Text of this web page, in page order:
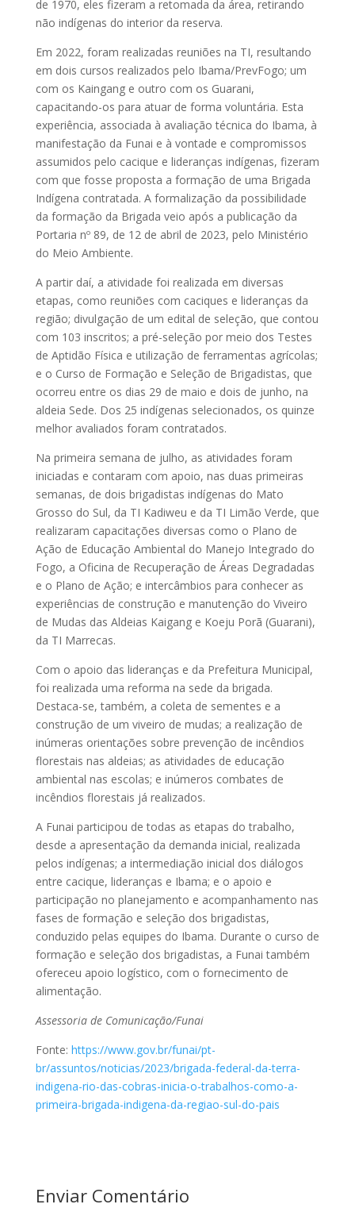
de 1970, eles fizeram a retomada da área, retirando
não indígenas do interior da reserva.
Em 2022, foram realizadas reuniões na TI, resultando
em dois cursos realizados pelo Ibama/PrevFogo; um
com os Kaingang e outro com os Guarani,
capacitando-os para atuar de forma voluntária. Esta
experiência, associada à avaliação técnica do Ibama, à
manifestação da Funai e à vontade e compromissos
assumidos pelo cacique e lideranças indígenas, fizeram
com que fosse proposta a formação de uma Brigada
Indígena contratada. A formalização da possibilidade
da formação da Brigada veio após a publicação da
Portaria nº 89, de 12 de abril de 2023, pelo Ministério
do Meio Ambiente.
A partir daí, a atividade foi realizada em diversas
etapas, como reuniões com caciques e lideranças da
região; divulgação de um edital de seleção, que contou
com 103 inscritos; a pré-seleção por meio dos Testes
de Aptidão Física e utilização de ferramentas agrícolas;
e o Curso de Formação e Seleção de Brigadistas, que
ocorreu entre os dias 29 de maio e dois de junho, na
aldeia Sede. Dos 25 indígenas selecionados, os quinze
melhor avaliados foram contratados.
Na primeira semana de julho, as atividades foram
iniciadas e contaram com apoio, nas duas primeiras
semanas, de dois brigadistas indígenas do Mato
Grosso do Sul, da TI Kadiweu e da TI Limão Verde, que
realizaram capacitações diversas como o Plano de
Ação de Educação Ambiental do Manejo Integrado do
Fogo, a Oficina de Recuperação de Áreas Degradadas
e o Plano de Ação; e intercâmbios para conhecer as
experiências de construção e manutenção do Viveiro
de Mudas das Aldeias Kaigang e Koeju Porã (Guarani),
da TI Marrecas.
Com o apoio das lideranças e da Prefeitura Municipal,
foi realizada uma reforma na sede da brigada.
Destaca-se, também, a coleta de sementes e a
construção de um viveiro de mudas; a realização de
inúmeras orientações sobre prevenção de incêndios
florestais nas aldeias; as atividades de educação
ambiental nas escolas; e inúmeros combates de
incêndios florestais já realizados.
A Funai participou de todas as etapas do trabalho,
desde a apresentação da demanda inicial, realizada
pelos indígenas; a intermediação inicial dos diálogos
entre cacique, lideranças e Ibama; e o apoio e
participação no planejamento e acompanhamento nas
fases de formação e seleção dos brigadistas,
conduzido pelas equipes do Ibama. Durante o curso de
formação e seleção dos brigadistas, a Funai também
ofereceu apoio logístico, com o fornecimento de
alimentação.
Assessoria de Comunicação/Funai
Fonte: https://www.gov.br/funai/pt-
br/assuntos/noticias/2023/brigada-federal-da-terra-
indigena-rio-das-cobras-inicia-o-trabalhos-como-a-
primeira-brigada-indigena-da-regiao-sul-do-pais
Enviar Comentário